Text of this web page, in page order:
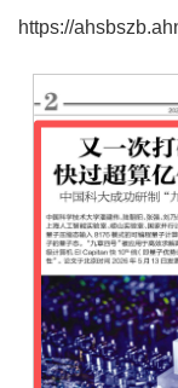
https://